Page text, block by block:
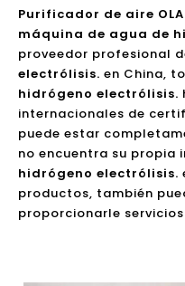
Purificador de aire
máquina de agua de
proveedor profesional
electrólisis. en China,
hidrógeno electrólisis.
internacionales de
puede estar
no encuentra su propia
hidrógeno electrólisis.
productos, también
proporcionarle